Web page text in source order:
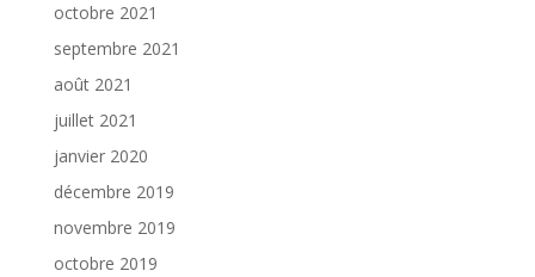
octobre 2021
septembre 2021
août 2021
juillet 2021
janvier 2020
décembre 2019
novembre 2019
octobre 2019